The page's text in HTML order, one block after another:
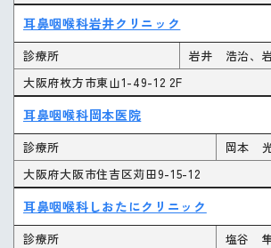
耳鼻咽喉科岩井クリニック
診療所
岩井 浩治、
大阪府枚方市東山1-49-12 2F
耳鼻咽喉科岡本医院
診療所
岡本
大阪府大阪市住吉区苅田9-15-12
耳鼻咽喉科しおたにクリニック
診療所
塩谷